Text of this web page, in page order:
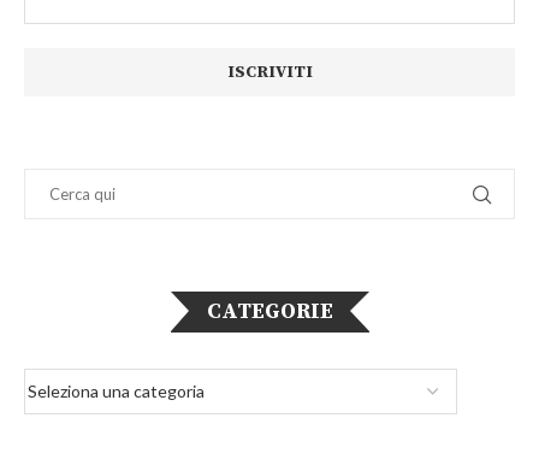
CATEGORIE